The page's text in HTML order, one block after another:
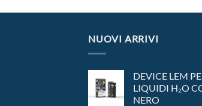
NUOVI ARRIVI
DEVICE LEM
LIQUIDI H₂O
NERO